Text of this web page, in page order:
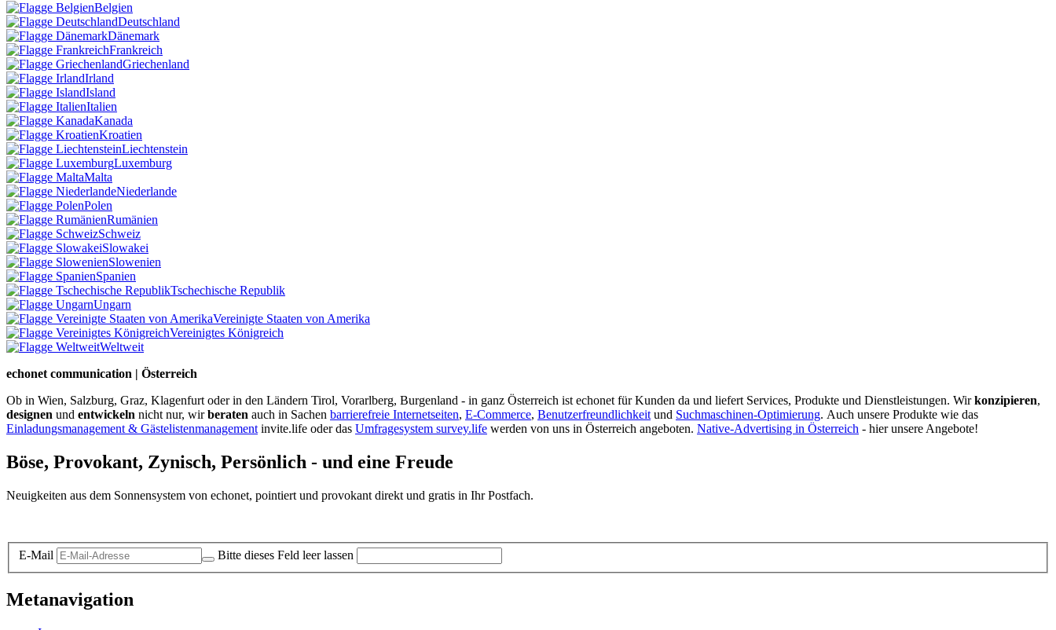
Belgien
Deutschland
Dänemark
Frankreich
Griechenland
Irland
Island
Italien
Kanada
Kroatien
Liechtenstein
Luxemburg
Malta
Niederlande
Polen
Rumänien
Schweiz
Slowakei
Slowenien
Spanien
Tschechische Republik
Ungarn
Vereinigte Staaten von Amerika
Vereinigtes Königreich
Weltweit
echonet communication | Österreich
Ob in Wien, Salzburg, Graz, Klagenfurt oder in den Ländern Tirol, Vorarlberg, Burgenland - in ganz Österreich ist echonet für Kunden da und liefert Services, Produkte und Dienstleistungen. Wirkonzipieren,
designen und entwickeln nicht nur, wirberaten auch in Sachen barrierefreie Internetseiten, E-Commerce, Benutzerfreundlichkeit und Suchmaschinen-Optimierung. Auch unsere Produkte wie das
Einladungsmanagement & Gästelistenmanagement invite.life oder das Umfragesystem survey.life werden von uns in Österreich angeboten. Native-Advertising in Österreich - hier unsere Angebote!
Böse, Provokant, Zynisch, Persönlich - und eine Freude
Neuigkeiten aus dem Sonnensystem von echonet, pointiert und provokant direkt und gratis in Ihr Postfach.
E-Mail Bitte dieses Feld leer lassen
Metanavigation